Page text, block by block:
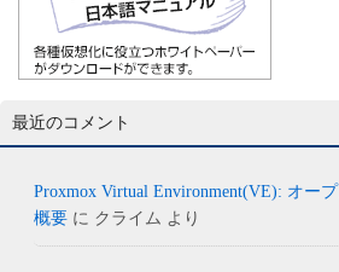
最近のコメント
Proxmox Virtual Environment(VE): オー
概要 に クライム より